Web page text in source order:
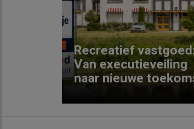
Previous
Recreatief
Van executieveiling
naar nieuwe